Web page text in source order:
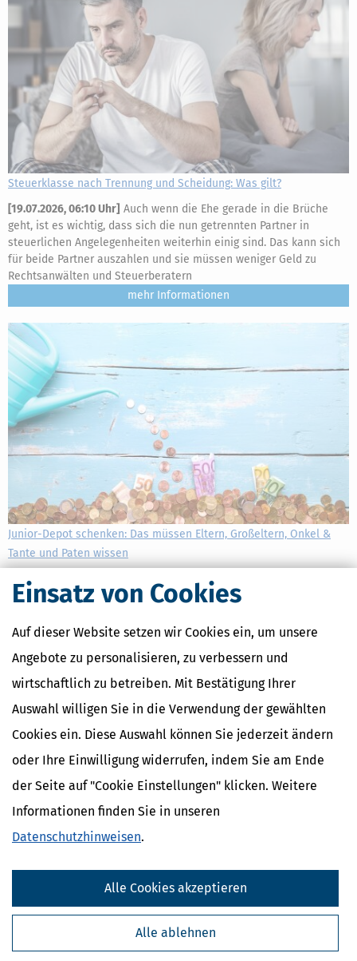
Einsatz von Cookies
Auf dieser Website setzen wir Cookies ein, um unsere
Angebote zu personalisieren, zu verbessern und
wirtschaftlich zu betreiben. Mit Bestätigung Ihrer
Auswahl willigen Sie in die Verwendung der gewählten
Cookies ein. Diese Auswahl können Sie jederzeit ändern
oder Ihre Einwilligung widerrufen, indem Sie am Ende
der Seite auf "Cookie Einstellungen" klicken. Weitere
Informationen finden Sie in unseren
Datenschutzhinweisen.
Alle ablehnen
Alle Cookies akzeptieren
Steuerklasse nach Trennung und Scheidung: Was gilt?
[19.07.2026, 06:10 Uhr] Auch wenn die Ehe gerade in die Brüche
geht, ist es wichtig, dass sich die nun getrennten Partner in
steuerlichen Angelegenheiten weiterhin einig sind. Das kann sich
für beide Partner auszahlen und sie müssen weniger Geld zu
Rechtsanwälten und Steuerberatern
mehr
Junior-Depot schenken: Das müssen Eltern, Großeltern, Onkel &
Tante und Paten wissen
13.07.2026, 09:28 Uhr
Immer mehr Eltern, Großeltern und Paten
entdecken das Junior-Depot als Möglichkeit, frühzeitig für die
wirklich dahinter? Wer darf ein solches Depot eröffnen, welche
mehr
Steuererklärung: Ist Nachhilfeunterricht absetzbar?
Ohne Nachhilfe oder